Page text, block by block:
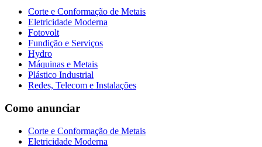
Corte e Conformação de Metais
Eletricidade Moderna
Fotovolt
Fundição e Serviços
Hydro
Máquinas e Metais
Plástico Industrial
Redes, Telecom e Instalações
Como anunciar
Corte e Conformação de Metais
Eletricidade Moderna